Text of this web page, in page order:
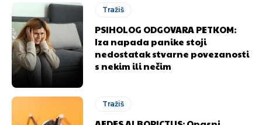
Tražiš
PSIHOLOG ODGOVARA PETKOM:
Iza napada panike stoji
nedostatak stvarne povezanosti
s nekim ili nečim
Tražiš